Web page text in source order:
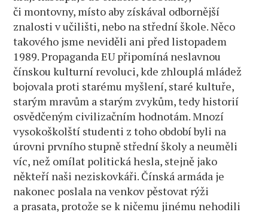
či montovny, místo aby získával odbornější
znalosti v učilišti, nebo na střední škole. Něco
takového jsme neviděli ani před listopadem
1989. Propaganda EU připomíná neslavnou
čínskou kulturní revoluci, kde zhlouplá mládež
bojovala proti starému myšlení, staré kultuře,
starým mravům a starým zvykům, tedy historií
osvědčeným civilizačním hodnotám. Mnozí
vysokoškolští studenti z toho období byli na
úrovni prvního stupně střední školy a neuměli
víc, než omílat politická hesla, stejně jako
někteří naši neziskovkáři. Čínská armáda je
nakonec poslala na venkov pěstovat rýži
a prasata, protože se k ničemu jinému nehodili